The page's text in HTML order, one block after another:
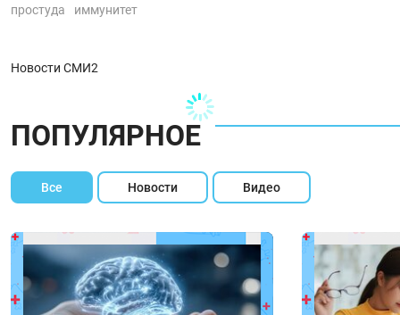
простуда иммунитет
Новости СМИ2
ПОПУЛЯРНОЕ
Все Новости Видео